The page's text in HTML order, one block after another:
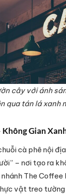
cây với ánh
qua tán lá xanh
Không Gian
cà phê nội
– nơi tạo ra
The Coffee
vật treo tường